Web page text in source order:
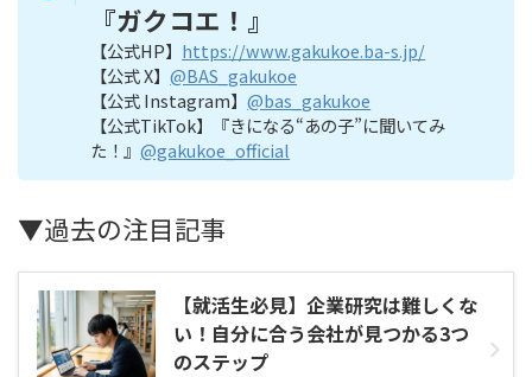
『ガクコエ！ 』
【公式HP】 https://www.gakukoe.ba-s.jp/
【公式 X】@BAS_gakukoe
【公式 Instagram】@bas_gakukoe
【公式TikTok】『きになる“あの子”に聞いてみ
た！』@gakukoe_official
▼過去の注目記事
【就活生必見】企業研究は難しくな
い！自分に合う会社が見つかる3つ
のステップ